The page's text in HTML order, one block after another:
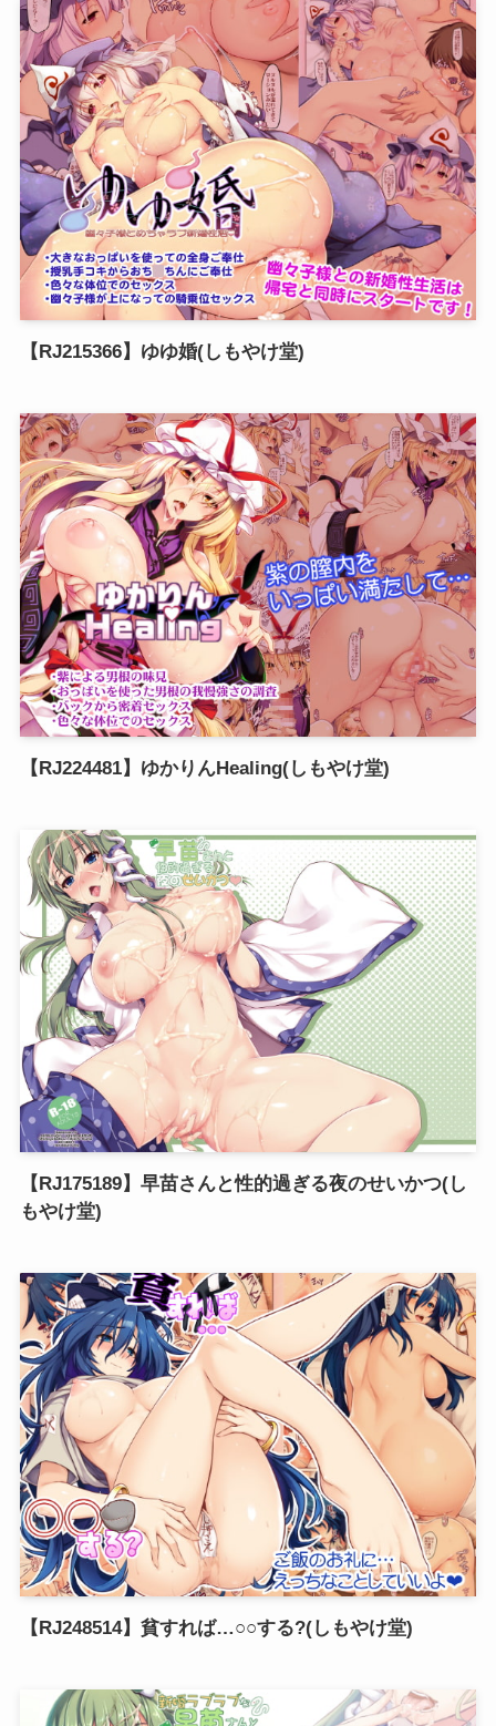
【RJ215366】ゆゆ婚(しもやけ堂)
【RJ224481】ゆかりんHealing(しもやけ堂)
【RJ175189】早苗さんと性的過ぎる夜のせいかつ(し
もやけ堂)
【RJ248514】貧すれば…○○する?(しもやけ堂)